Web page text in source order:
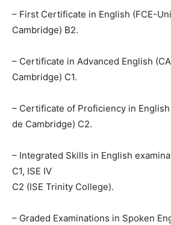
– First Certificate in English (FCE-
Cambridge) B2.
– Certificate in Advanced English
Cambridge) C1.
– Certificate of Proficiency in
de Cambridge) C2.
– Integrated Skills in English
C1, ISE IV
C2 (ISE Trinity College).
– Graded Examinations in Spoken